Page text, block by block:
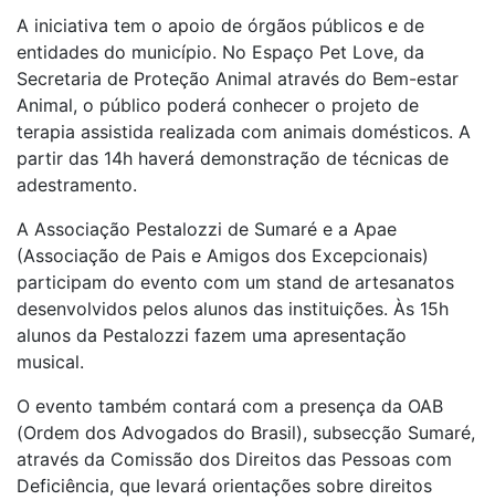
A iniciativa tem o apoio de órgãos públicos e de
entidades do município. No Espaço Pet Love, da
Secretaria de Proteção Animal através do Bem-estar
Animal, o público poderá conhecer o projeto de
terapia assistida realizada com animais domésticos. A
partir das 14h haverá demonstração de técnicas de
adestramento.
A Associação Pestalozzi de Sumaré e a Apae
(Associação de Pais e Amigos dos Excepcionais)
participam do evento com um stand de artesanatos
desenvolvidos pelos alunos das instituições. Às 15h
alunos da Pestalozzi fazem uma apresentação
musical.
O evento também contará com a presença da OAB
(Ordem dos Advogados do Brasil), subsecção Sumaré,
através da Comissão dos Direitos das Pessoas com
Deficiência, que levará orientações sobre direitos